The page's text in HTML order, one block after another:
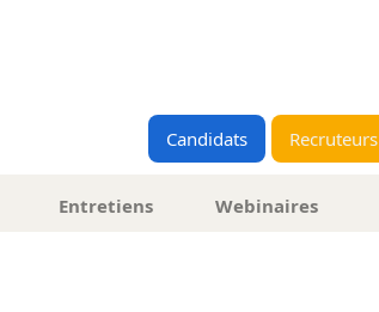
Candidats Recruteurs
Entretiens Webinaires